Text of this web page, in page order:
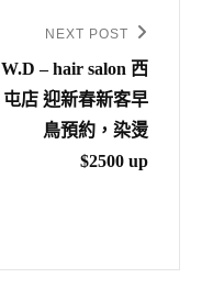
Post
NEXT POST
W.D – hair salon 西
屯店 迎新春新客早
鳥預約，染燙
$2500 up